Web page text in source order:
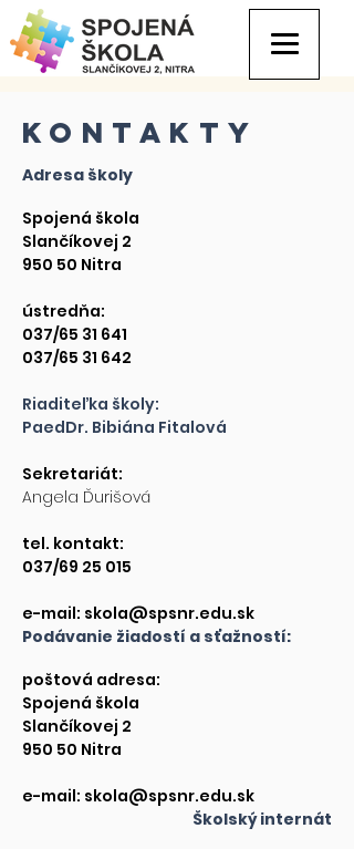
kontakty
Adresa školy
Spojená škola
Slančíkovej 2
950 50 Nitra
ústredňa:
037/65 31 641
037/65 31 642
Riaditeľka školy:
PaedDr. Bibiána Fitalová​​
Sekretariát:
Angela Ďurišová
tel. kontakt:
037/69 25 015
e-mail: skola@spsnr.edu.sk
Podávanie žiadostí a sťažností:
poštová adresa:
Spojená škola
Slančíkovej 2
950 50 Nitra
e-mail: skola@spsnr.edu.sk
Školský internát